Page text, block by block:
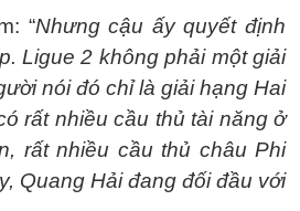
“Nhưng cậu ấy quyết định
Ligue 2 không phải một giải
nói đó chỉ là giải hạng Hai
rất nhiều cầu thủ tài năng ở
rất nhiều cầu thủ châu Phi
Quang Hải đang đối đầu với